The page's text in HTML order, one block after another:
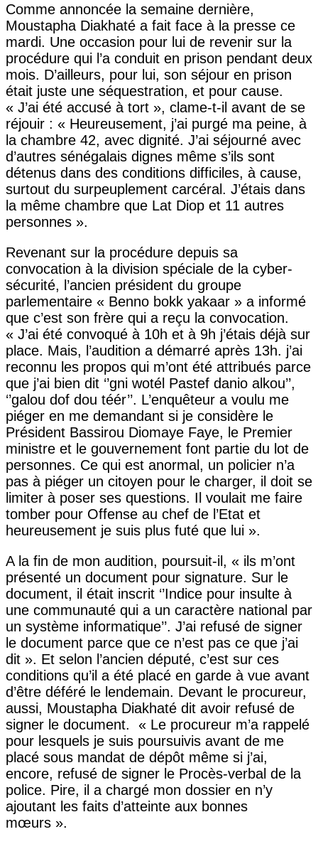
Comme annoncée la semaine dernière,
Moustapha Diakhaté a fait face à la presse ce
mardi. Une occasion pour lui de revenir sur la
procédure qui l’a conduit en prison pendant deux
mois. D’ailleurs, pour lui, son séjour en prison
était juste une séquestration, et pour cause.
« J’ai été accusé à tort », clame-t-il avant de se
réjouir : « Heureusement, j’ai purgé ma peine, à
la chambre 42, avec dignité. J’ai séjourné avec
d’autres sénégalais dignes même s’ils sont
détenus dans des conditions difficiles, à cause,
surtout du surpeuplement carcéral. J’étais dans
la même chambre que Lat Diop et 11 autres
personnes ».
Revenant sur la procédure depuis sa
convocation à la division spéciale de la cyber-
sécurité, l’ancien président du groupe
parlementaire « Benno bokk yakaar » a informé
que c’est son frère qui a reçu la convocation.
« J’ai été convoqué à 10h et à 9h j’étais déjà sur
place. Mais, l’audition a démarré après 13h. j’ai
reconnu les propos qui m’ont été attribués parce
que j’ai bien dit ‘’gni wotél Pastef danio alkou’’,
‘’galou dof dou téér’’. L’enquêteur a voulu me
piéger en me demandant si je considère le
Président Bassirou Diomaye Faye, le Premier
ministre et le gouvernement font partie du lot de
personnes. Ce qui est anormal, un policier n’a
pas à piéger un citoyen pour le charger, il doit se
limiter à poser ses questions. Il voulait me faire
tomber pour Offense au chef de l’Etat et
heureusement je suis plus futé que lui ».
A la fin de mon audition, poursuit-il, « ils m’ont
présenté un document pour signature. Sur le
document, il était inscrit ‘’Indice pour insulte à
une communauté qui a un caractère national par
un système informatique’’. J’ai refusé de signer
le document parce que ce n’est pas ce que j’ai
dit ». Et selon l’ancien député, c’est sur ces
conditions qu’il a été placé en garde à vue avant
d’être déféré le lendemain. Devant le procureur,
aussi, Moustapha Diakhaté dit avoir refusé de
signer le document. « Le procureur m’a rappelé
pour lesquels je suis poursuivis avant de me
placé sous mandat de dépôt même si j’ai,
encore, refusé de signer le Procès-verbal de la
police. Pire, il a chargé mon dossier en n’y
ajoutant les faits d’atteinte aux bonnes
mœurs ».